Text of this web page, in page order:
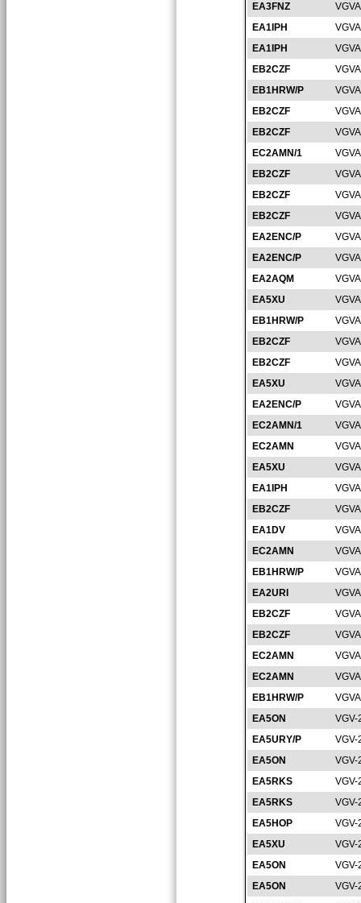
EA3FNZ
EA1IPH
EA1IPH
EB2CZF
EB1HRW/P
EB2CZF
EB2CZF
EC2AMN/1
EB2CZF
EB2CZF
EB2CZF
EA2ENC/P
EA2ENC/P
EA2AQM
EA5XU
EB1HRW/P
EB2CZF
EB2CZF
EA5XU
EA2ENC/P
EC2AMN/1
EC2AMN
EA5XU
EA1IPH
EB2CZF
EA1DV
EC2AMN
EB1HRW/P
EA2URI
EB2CZF
EB2CZF
EC2AMN
EC2AMN
EB1HRW/P
EA5ON
VGV-
EA5URY/P
VGV-
EA5ON
VGV-
EA5RKS
VGV-
EA5RKS
VGV-
EA5HOP
VGV-
EA5XU
VGV-
EA5ON
VGV-
EA5ON
VGV-